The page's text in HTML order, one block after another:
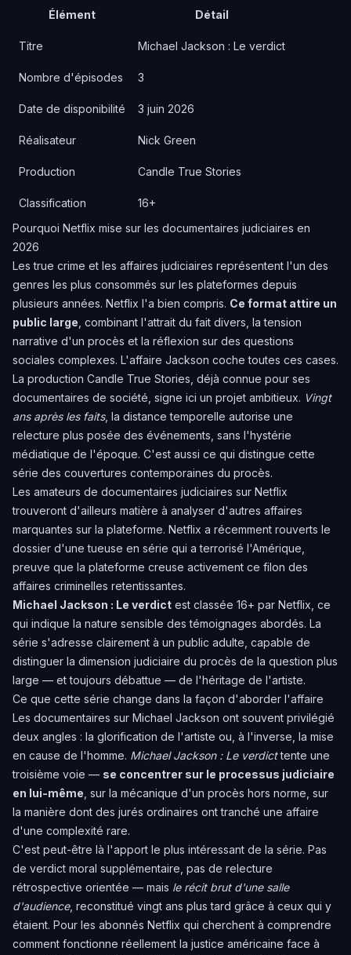
Élément Détail
Titre Michael Jackson : Le verdict
Nombre d'épisodes 3
Date de disponibilité 3 juin 2026
Réalisateur Nick Green
Production Candle True Stories
Classification
16+
Pourquoi Netflix mise sur les documentaires judiciaires en
2026
Les true crime et les affaires judiciaires représentent l'un des
genres les plus consommés sur les plateformes depuis
plusieurs années. Netflix l'a bien compris. Ce format attire un
public large , combinant l'attrait du fait divers, la tension
narrative d'un procès et la réflexion sur des questions
sociales complexes. L'affaire Jackson coche toutes ces cases.
La production Candle True Stories, déjà connue pour ses
documentaires de société, signe ici un projet ambitieux. Vingt
ans après les faits, la distance temporelle autorise une
relecture plus posée des événements, sans l'hystérie
médiatique de l'époque. C'est aussi ce qui distingue cette
série des couvertures contemporaines du procès.
Les amateurs de documentaires judiciaires sur Netflix
trouveront d'ailleurs matière à analyser d'autres affaires
marquantes sur la plateforme. Netflix a récemment rouverts le
dossier d'une tueuse en série qui a terrorisé l'Amérique
preuve que la plateforme creuse activement ce filon des
affaires criminelles retentissantes.
Michael Jackson : Le verdict est classée 16+ par Netflix, ce
qui indique la nature sensible des témoignages abordés. La
série s'adresse clairement à un public adulte, capable de
distinguer la dimension judiciaire du procès de la question plus
large — et toujours débattue — de l'héritage de l'artiste.
Ce que cette série change dans la façon d'aborder l'affaire
Les documentaires sur Michael Jackson ont souvent privilégié
deux angles : la glorification de l'artiste ou, à l'inverse, la mise
en cause de l'homme. Michael Jackson : Le verdicttente une
troisième voie — se concentrer sur le processus judiciaire
en lui-même , sur la mécanique d'un procès hors norme, sur
la manière dont des jurés ordinaires ont tranché une affaire
d'une complexité rare.
C'est peut-être là l'apport le plus intéressant de la série. Pas
de verdict moral supplémentaire, pas de relecture
rétrospective orientée — mais le récit brut d'une salle
d'audience, reconstitué vingt ans plus tard grâce à ceux qui y
étaient. Pour les abonnés Netflix qui cherchent à comprendre
comment fonctionne réellement la justice américaine face à